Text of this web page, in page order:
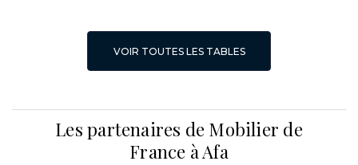
VOIR TOUTES LES TABLES
Les partenaires de Mobilier de
France à Afa